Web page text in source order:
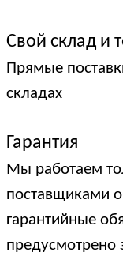
Свой склад и
Прямые
складах
Гарантия
Мы работаем
поставщиками
гарантийные
предусмотрено